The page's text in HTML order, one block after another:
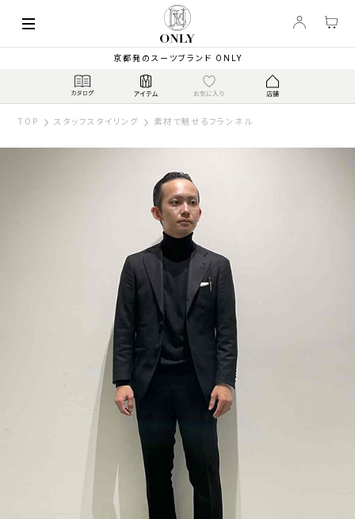
京都発のスーツブランド ONLY
TOP スタッフスタイリング 素材で魅せるフランネル